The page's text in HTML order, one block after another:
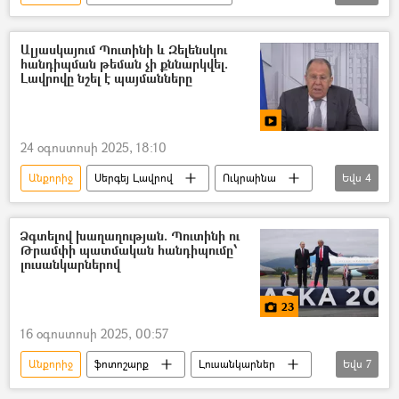
բանակցություններ
ԱՄՆ
Ռուսաստան
Ալյասկայում Պուտինի և Զելենսկու
հանդիպման թեման չի քննարկվել.
Լավրովը նշել է պայմանները
24 օգոստոսի 2025, 18:10
Անքորիջ Սերգեյ Լավրով
Ուկրաինա
Եվրամիություն
Ռուսաստան
Վլադիմիր Պուտին
Վլադիմիր Զելենսկի
Եվս 4
Ձգտելով խաղաղության. Պուտինի ու
Թրամփի պատմական հանդիպումը՝
լուսանկարներով
23
16 օգոստոսի 2025, 00:57
Անքորիջ ֆոտոշարք
Լուսանկարներ
Լուսանկար
ԱՄՆ
Դոնալդ Թրամփ
Եվս 7